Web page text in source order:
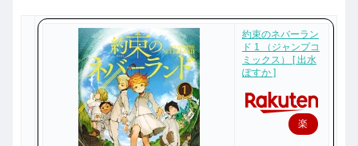
約束のネバーラン
ド 1 （ジャンプコ
ミックス） [ 出水
ぽすか ]
楽